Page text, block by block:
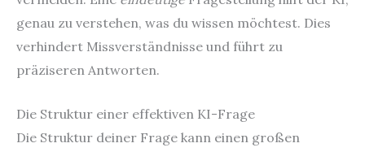
genau zu verstehen, was du wissen möchtest. Dies
verhindert Missverständnisse und führt zu
präziseren Antworten.
Die Struktur einer effektiven KI-Frage
Die Struktur deiner Frage kann einen großen